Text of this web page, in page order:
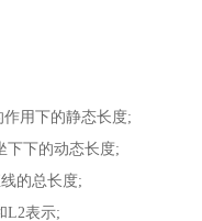
用下的静态长度;
下下的动态长度;
的总长度;
L2表示;